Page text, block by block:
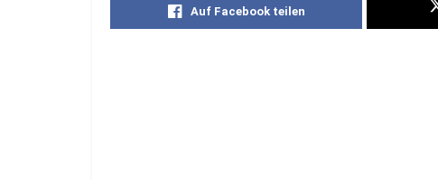
Auf Facebook teilen